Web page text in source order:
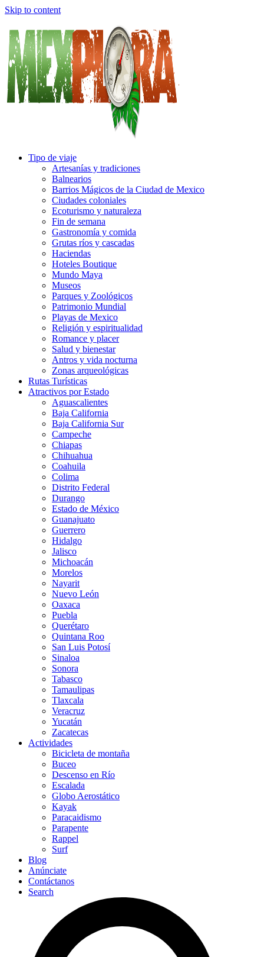
Skip to content
Tipo de viaje
Artesanías y tradiciones
Balnearios
Barrios Mágicos de la Ciudad de Mexico
Ciudades coloniales
Ecoturismo y naturaleza
Fin de semana
Gastronomía y comida
Grutas ríos y cascadas
Haciendas
Hoteles Boutique
Mundo Maya
Museos
Parques y Zoológicos
Patrimonio Mundial
Playas de Mexico
Religión y espiritualidad
Romance y placer
Salud y bienestar
Antros y vida nocturna
Zonas arqueológicas
Rutas Turísticas
Atractivos por Estado
Aguascalientes
Baja California
Baja California Sur
Campeche
Chiapas
Chihuahua
Coahuila
Colima
Distrito Federal
Durango
Estado de México
Guanajuato
Guerrero
Hidalgo
Jalisco
Michoacán
Morelos
Nayarit
Nuevo León
Oaxaca
Puebla
Querétaro
Quintana Roo
San Luis Potosí
Sinaloa
Sonora
Tabasco
Tamaulipas
Tlaxcala
Veracruz
Yucatán
Zacatecas
Actividades
Bicicleta de montaña
Buceo
Descenso en Río
Escalada
Globo Aerostático
Kayak
Paracaidismo
Parapente
Rappel
Surf
Blog
Anúnciate
Contáctanos
Search